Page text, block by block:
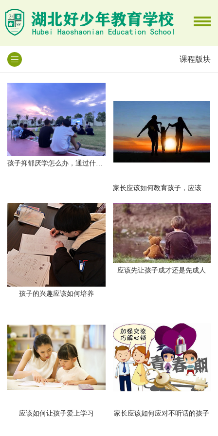
课程版块
家长应该如何教育孩子，应该具有一定的技巧
孩子的兴趣应该如何培养
应该先让孩子成才还是先成人
应该如何让孩子爱上学习 家长应该如何应对不听话的孩子